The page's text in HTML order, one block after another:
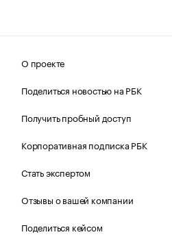
О проекте
Поделиться новостью на РБК
Получить пробный доступ
Корпоративная подписка РБК
Стать экспертом
Отзывы о вашей компании
Поделиться кейсом